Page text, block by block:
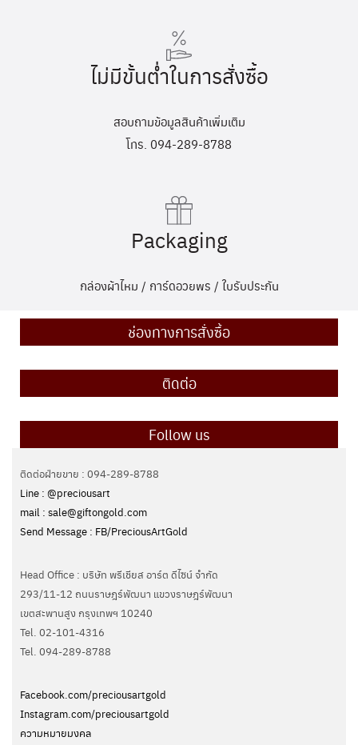
ไม่มีขั้นต่ำในการสั่งซื้อ
สอบถามข้อมูลสินค้าเพิ่มเติม
โทร. 094-289-8788
Packaging
กล่องผ้าไหม / การ์ดอวยพร / ใบรับประกัน
ช่องทางการสั่งซื้อ
ติดต่อ
Follow us
ติดต่อฝ่ายขาย : 094-289-8788
Line : @preciousart
mail : sale@giftongold.com
Send Message : FB/PreciousArtGold
Head Office : บริษัท พรีเชียส อาร์ต ดีไซน์ จำกัด
293/11-12 ถนนราษฎร์พัฒนา แขวงราษฎร์พัฒนา
เขตสะพานสูง กรุงเทพฯ 10240
Tel. 02-101-4316
Tel. ‭094-289-8788‬
Facebook.com/preciousartgold
Instagram.com/preciousartgold
ความหมายมงคล